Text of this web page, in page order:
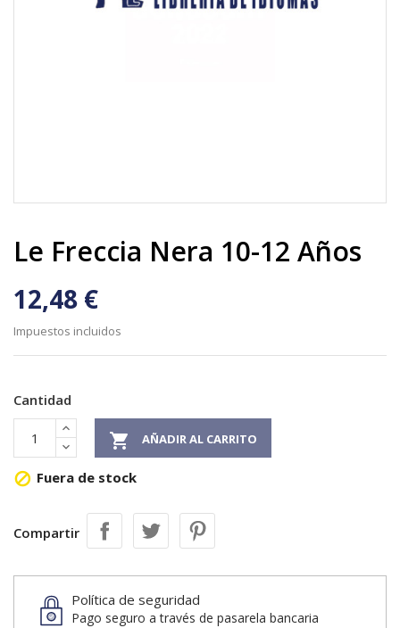
Le Freccia Nera 10-12 Años
12,48 €
Impuestos incluidos
Cantidad
 AÑADIR AL CARRITO
 Fuera de stock
Compartir
Política de seguridad
Pago seguro a través de pasarela bancaria